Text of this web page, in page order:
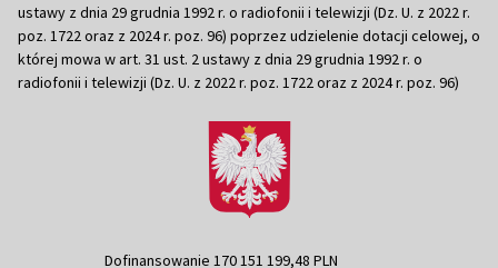
ustawy z dnia 29 grudnia 1992 r. o radiofonii i telewizji (Dz. U. z 2022 r.
poz. 1722 oraz z 2024 r. poz. 96) poprzez udzielenie dotacji celowej, o
której mowa w art. 31 ust. 2 ustawy z dnia 29 grudnia 1992 r. o
radiofonii i telewizji (Dz. U. z 2022 r. poz. 1722 oraz z 2024 r. poz. 96)
Dofinansowanie 170 151 199,48 PLN